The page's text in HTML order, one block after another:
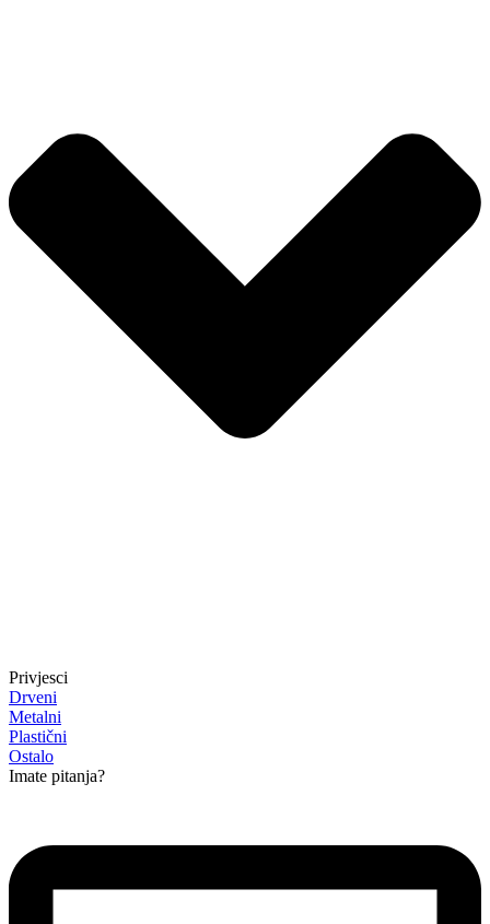
Privjesci
Drveni
Metalni
Plastični
Ostalo
Imate pitanja?